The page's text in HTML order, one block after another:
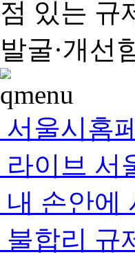
점 있는 규
발굴·개선
서울시홈
라이브 서
내 손안에
불합리 규